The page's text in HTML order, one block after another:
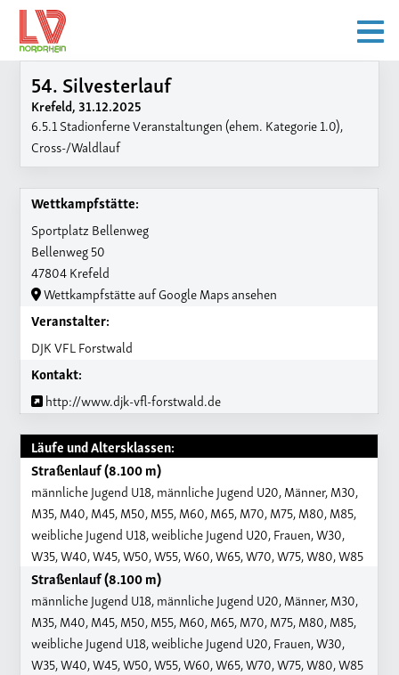
54. Silvesterlauf
Krefeld, 31.12.2025
6.5.1 Stadionferne Veranstaltungen (ehem. Kategorie 1.0),
Cross-/Waldlauf
Wettkampfstätte:
Sportplatz Bellenweg
Bellenweg 50
47804 Krefeld
Wettkampfstätte auf Google Maps ansehen
Veranstalter:
DJK VFL Forstwald
Kontakt:
http://www.djk-vfl-forstwald.de
Läufe und Altersklassen:
Straßenlauf (8.100 m)
männliche Jugend U18, männliche Jugend U20, Männer, M30,
M35, M40, M45, M50, M55, M60, M65, M70, M75, M80, M85,
weibliche Jugend U18, weibliche Jugend U20, Frauen, W30,
W35, W40, W45, W50, W55, W60, W65, W70, W75, W80, W85
Straßenlauf (8.100 m)
männliche Jugend U18, männliche Jugend U20, Männer, M30,
M35, M40, M45, M50, M55, M60, M65, M70, M75, M80, M85,
weibliche Jugend U18, weibliche Jugend U20, Frauen, W30,
W35, W40, W45, W50, W55, W60, W65, W70, W75, W80, W85